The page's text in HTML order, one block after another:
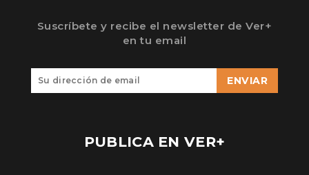
Suscríbete y recibe el newsletter de Ver+
en tu email
ENVIAR
PUBLICA EN VER+